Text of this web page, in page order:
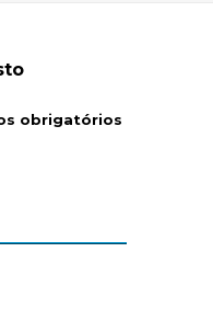
obrigatórios